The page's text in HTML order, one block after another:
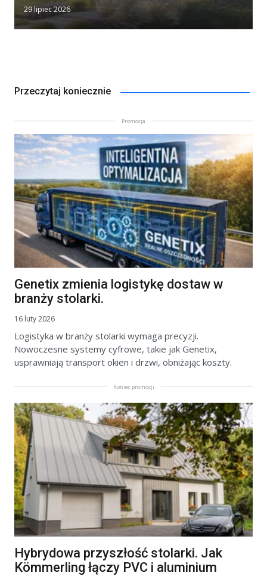
29 lipiec 2026
Przeczytaj koniecznie
Promocja
Genetix zmienia logistykę dostaw w
branży stolarki.
16 luty 2026
Logistyka w branży stolarki wymaga precyzji.
Nowoczesne systemy cyfrowe, takie jak Genetix,
usprawniają transport okien i drzwi, obniżając koszty.
Koniec promocji
Hybrydowa przyszłość stolarki. Jak
Kömmerling łączy PVC i aluminium